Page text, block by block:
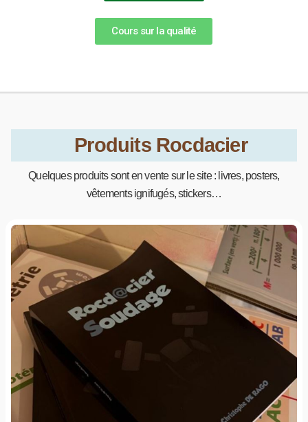
Cours sur la qualité
Produits Rocdacier
Quelques produits sont en vente sur le site : livres, posters,
vêtements ignifugés, stickers…